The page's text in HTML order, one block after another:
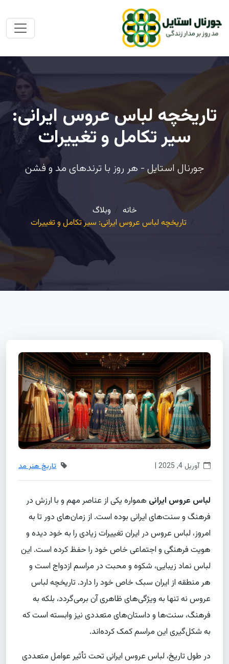
تاریخچه لباس عروس ایرانی:
سیر تکامل و تغییرات
جورنال استایل - هر روز با ترندهای مد و فشن
خانه
وبلاگ
تاریخچه لباس عروس ایرانی: سیر تکامل و تغییرات
آوریل 4, 2025 | تاریخ هنر مد
لباس عروس ایرانیهمواره یکی از عناصر مهم و با ارزش در
فرهنگ و سنت‌های ایرانی بوده است. از زمان‌های دور تا به
امروز، لباس عروس در ایران تغییرات زیادی را به خود دیده و
هویت فرهنگی و اجتماعی خاص خود را حفظ کرده است. این
لباس نماد زیبایی، شکوه و محبت در مراسم ازدواج است و
هر منطقه از ایران سبک خاص خود را دارد. تاریخچه لباس
عروس نه تنها به ویژگی‌های ظاهری آن برمی‌گردد، بلکه به
فرهنگ، سنت‌ها و داستان‌های متعددی نیز وابسته است که
به شکل‌گیری این مراسم کمک کرده‌اند.
در طول تاریخ، لباس عروس ایرانی تحت تأثیر عوامل متعددی